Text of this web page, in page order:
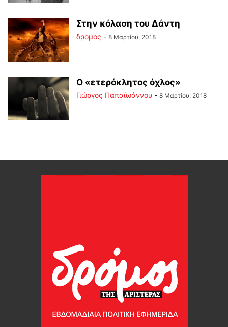
Στην κόλαση του Δάντη
δρόμος - 8 Μαρτίου, 2018
Ο «ετερόκλητος όχλος»
Γιώργος Παπαϊωάννου - 8 Μαρτίου, 2018